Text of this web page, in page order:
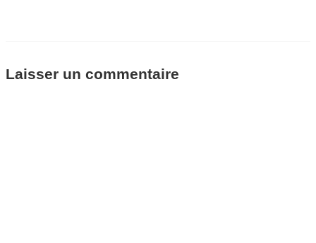
Laisser un commentaire